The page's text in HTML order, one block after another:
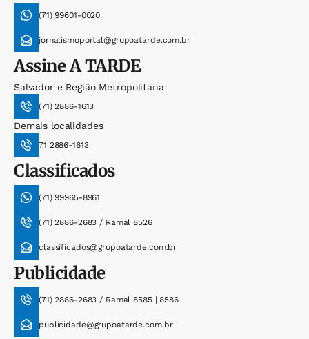
(71) 99601-0020
jornalismoportal@grupoatarde.com.br
AssineA TARDE
Salvador e Região Metropolitana
(71) 2886-1613
Demais localidades
71 2886-1613
Classificados
(71) 99965-8961
(71) 2886-2683 / Ramal 8526
classificados@grupoatarde.com.br
Publicidade
(71) 2886-2683 / Ramal 8585 | 8586
publicidade@grupoatarde.com.br